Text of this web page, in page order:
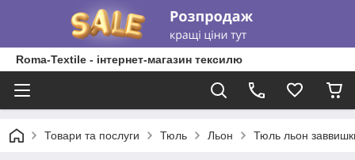
Roma-Textile - інтернет-магазин тексилю
Товари та послуги Тюль Льон Тюль льон